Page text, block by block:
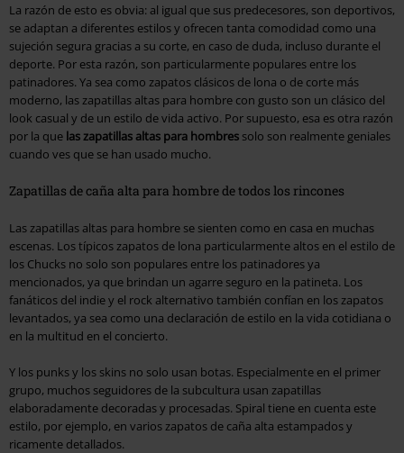
La razón de esto es obvia: al igual que sus predecesores, son deportivos,
se adaptan a diferentes estilos y ofrecen tanta comodidad como una
sujeción segura gracias a su corte, en caso de duda, incluso durante el
deporte. Por esta razón, son particularmente populares entre los
patinadores. Ya sea como zapatos clásicos de lona o de corte más
moderno, las zapatillas altas para hombre con gusto son un clásico del
look casual y de un estilo de vida activo. Por supuesto, esa es otra razón
por la que las zapatillas altas para hombres solo son realmente geniales
cuando ves que se han usado mucho.
Zapatillas de caña alta para hombre de todos los rincones
Las zapatillas altas para hombre se sienten como en casa en muchas
escenas. Los típicos zapatos de lona particularmente altos en el estilo de
los Chucks no solo son populares entre los patinadores ya
mencionados, ya que brindan un agarre seguro en la patineta. Los
fanáticos del indie y el rock alternativo también confían en los zapatos
levantados, ya sea como una declaración de estilo en la vida cotidiana o
en la multitud en el concierto.
Y los punks y los skins no solo usan botas. Especialmente en el primer
grupo, muchos seguidores de la subcultura usan zapatillas
elaboradamente decoradas y procesadas. Spiral tiene en cuenta este
estilo, por ejemplo, en varios zapatos de caña alta estampados y
ricamente detallados.